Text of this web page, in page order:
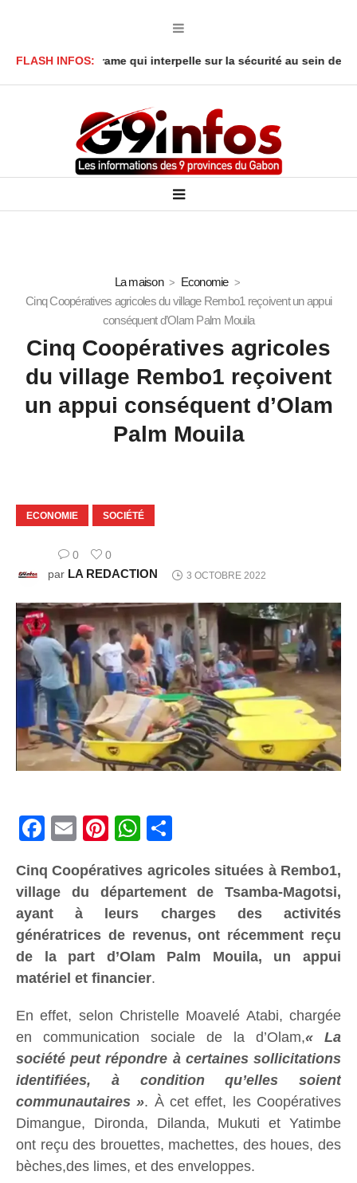
FLASH INFOS:
: Le drame qui interpelle sur la sécurité au sein des foyers
La maison
Economie
Cinq Coopératives agricoles du village Rembo1 reçoivent un appui
conséquent d’Olam Palm Mouila
Cinq Coopératives agricoles
du village Rembo1 reçoivent
un appui conséquent d’Olam
Palm Mouila
ECONOMIE SOCIÉTÉ
0
0
par LA REDACTION 3 OCTOBRE 2022
Facebook
Email PinterestWhatsApp
Cinq Coopératives agricoles situées à Rembo1,
village du département de Tsamba-Magotsi,
ayant à leurs charges des activités
génératrices de revenus, ont récemment reçu
de la part d’Olam Palm Mouila, un appui
matériel et financier.
En effet, selon Christelle Moavelé Atabi, chargée
en communication sociale de la d’Olam,« La
société peut répondre à certaines sollicitations
identifiées, à condition qu’elles soient
communautaires ». À cet effet, les Coopératives
Dimangue, Dironda, Dilanda, Mukuti et Yatimbe
ont reçu des brouettes, machettes, des houes, des
bèches,des limes, et des enveloppes.